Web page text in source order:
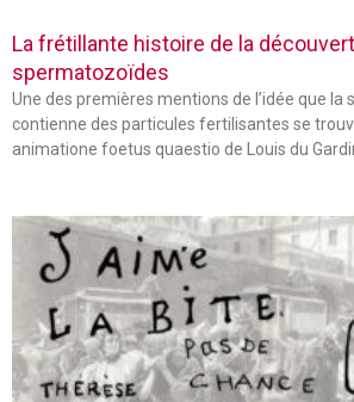
La frétillante histoire de la
spermatozoïdes
Une des premières mentions de l’idée que la
contienne des particules fertilisantes se
animatione foetus quaestio de Louis du